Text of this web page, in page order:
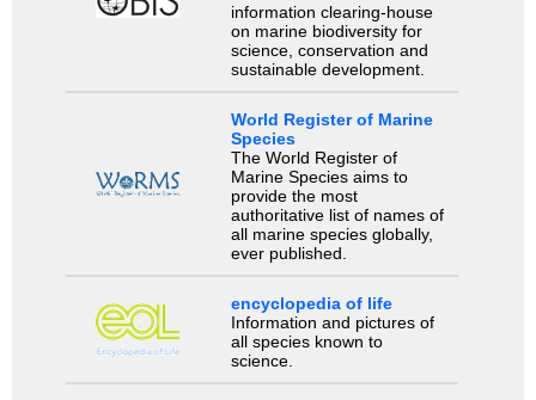
information clearing-house
on marine biodiversity for
science, conservation and
sustainable development.
World Register of Marine
Species
The World Register of
Marine Species aims to
provide the most
authoritative list of names of
all marine species globally,
ever published.
encyclopedia of life
Information and pictures of
all species known to
science.